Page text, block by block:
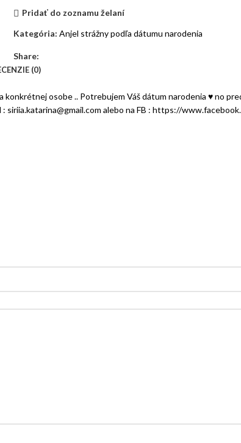
Pridať do zoznamu želaní
Kategória: Anjel strážny podľa dátumu narodenia
Share:
(0)
osobe .. Potrebujem Váš dátum narodenia ♥ no
alebo na FB : https://